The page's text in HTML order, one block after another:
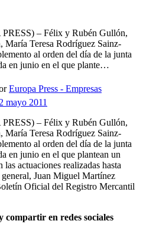
– Félix y Rubén Gullón,
María Teresa Rodríguez Sainz-
al orden del día de la junta
en junio en el que plante…
Europa Press - Empresas
mayo 2011
– Félix y Rubén Gullón,
María Teresa Rodríguez Sainz-
al orden del día de la junta
en junio en el que plantean un
actuaciones realizadas hasta
Juan Miguel Martínez
Oficial del Registro Mercantil
compartir en redes sociales